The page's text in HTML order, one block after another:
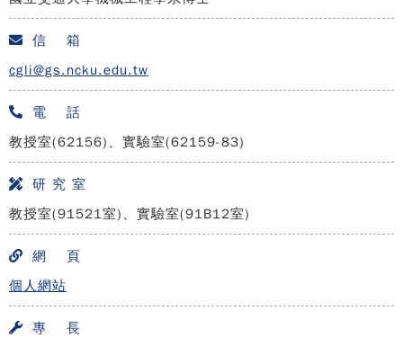
信 箱
cgli@gs.ncku.edu.tw
電 話
教授室(62156)、實驗室(62159-83)
研 究 室
教授室(91521室)、實驗室(91B12室)
網 頁
個人網站
專 長